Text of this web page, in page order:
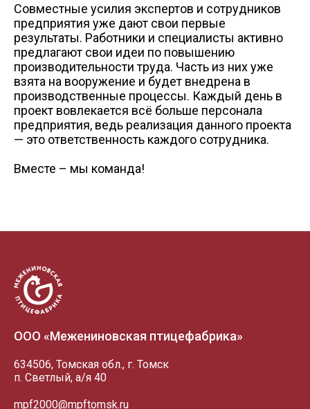
Совместные усилия экспертов и сотрудников
предприятия уже дают свои первые
результаты. Работники и специалисты активно
предлагают свои идеи по повышению
производительности труда. Часть из них уже
взята на вооружение и будет внедрена в
производственные процессы. Каждый день в
проект вовлекается всё больше персонала
предприятия, ведь реализация данного проекта
— это ответственность каждого сотрудника.
Вместе – мы команда!
ООО «Межениновская птицефабрика»
634506, Томская обл., г. Томск
п. Светлый, а/я 40
mpf2000@mpftomsk.ru